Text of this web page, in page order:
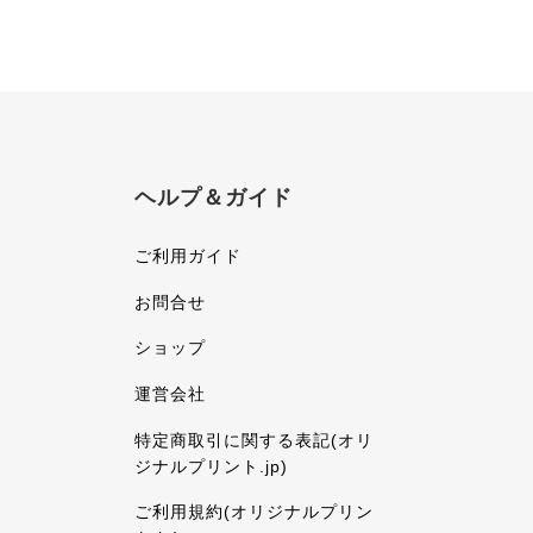
ヘルプ＆ガイド
ご利用ガイド
お問合せ
ショップ
運営会社
特定商取引に関する表記(オリ
ジナルプリント.jp)
ご利用規約(オリジナルプリン